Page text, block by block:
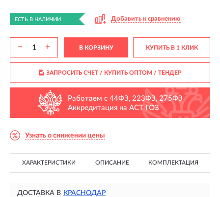
ЕСТЬ В НАЛИЧИИ Добавить к сравнению
− + В КОРЗИНУ КУПИТЬ В 1 КЛИК
ЗАПРОСИТЬ СЧЕТ / КУПИТЬ ОПТОМ/ ТЕНДЕР
Работаем с 44ФЗ, 223ФЗ, 275ФЗ
Аккредитация на АСТ ГОЗ
Узнать о снижении цены
ХАРАКТЕРИСТИКИ ОПИСАНИЕ КОМПЛЕКТАЦИЯ
ДОСТАВКА В КРАСНОДАР